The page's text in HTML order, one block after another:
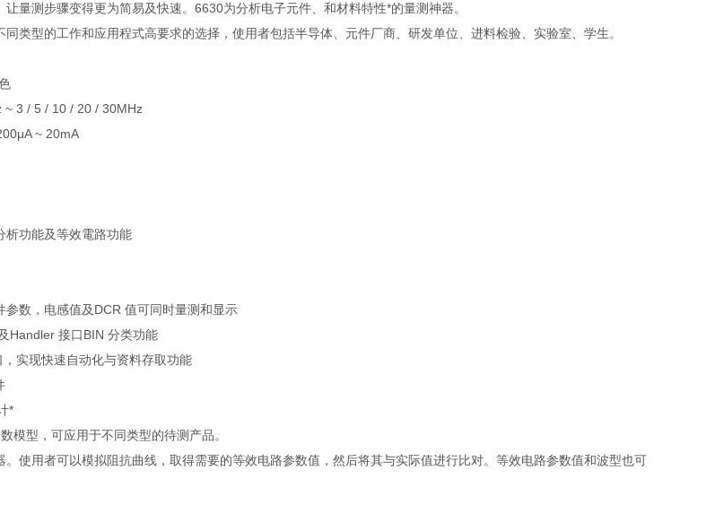
让量测步骤变得更为简易及快速。6630为分析电子元件、和材料特性*的量测神器。
类型的工作和应用程式高要求的选择，使用者包括半导体、元件厂商、研发单位、进料检验、实验室、学生。
~ 3 / 5 / 10 / 20 / 30MHz
~ 20mA
析功能及等效電路功能
参数，电感值及DCR 值可同时量测和显示
Handler 接口BIN 分类功能
实现快速自动化与资料存取功能
*
模型，可应用于不同类型的待测产品。
。使用者可以模拟阻抗曲线，取得需要的等效电路参数值，然后将其与实际值进行比对。等效电路参数值和波型也可